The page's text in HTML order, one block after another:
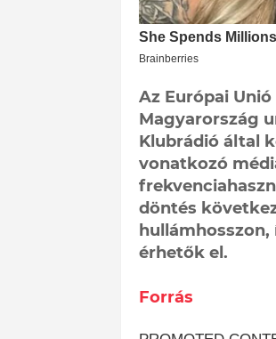
Az Európai
Magyarország
Klubrádió által
vonatkozó
döntés
érhetők el.
Forrás